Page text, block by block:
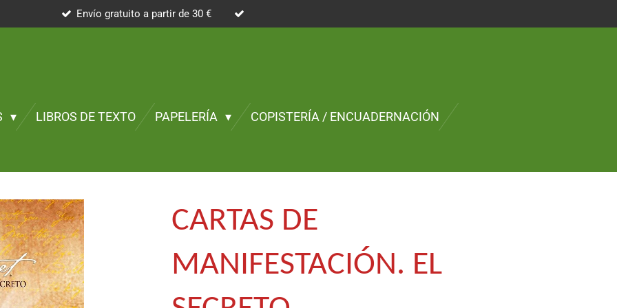
Envío gratuito a partir de 30 €
LIBROS DE TEXTO PAPELERÍA COPISTERÍA / ENCUADERNACIÓN
CARTAS DE
MANIFESTACIÓN. EL